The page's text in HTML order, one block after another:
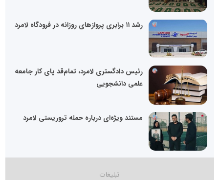
رشد ۱۱ برابری پروازهای روزانه در فرودگاه لامرد
رئیس دادگستری لامرد، تمام‌قد پای کار جامعه
علمی دانشجویی
مستند ویژه‌ای درباره حمله تروریستی لامرد